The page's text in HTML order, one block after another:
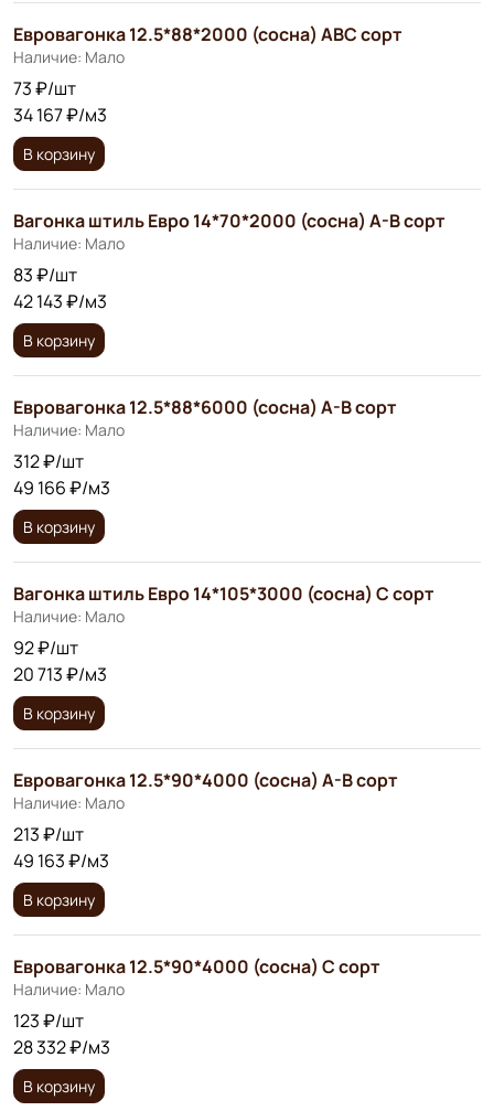
Евровагонка 12.5*88*2000 (сосна) АВС сорт
Наличие: Мало
73 ₽/шт
34 167 ₽/м3
В корзину
Вагонка штиль Евро 14*70*2000 (сосна) А-В сорт
Наличие: Мало
83 ₽/шт
42 143 ₽/м3
В корзину
Евровагонка 12.5*88*6000 (сосна) А-В сорт
Наличие: Мало
312 ₽/шт
49 166 ₽/м3
В корзину
Вагонка штиль Евро 14*105*3000 (сосна) С сорт
Наличие: Мало
92 ₽/шт
20 713 ₽/м3
В корзину
Евровагонка 12.5*90*4000 (сосна) А-В сорт
Наличие: Мало
213 ₽/шт
49 163 ₽/м3
В корзину
Евровагонка 12.5*90*4000 (сосна) С сорт
Наличие: Мало
123 ₽/шт
28 332 ₽/м3
В корзину